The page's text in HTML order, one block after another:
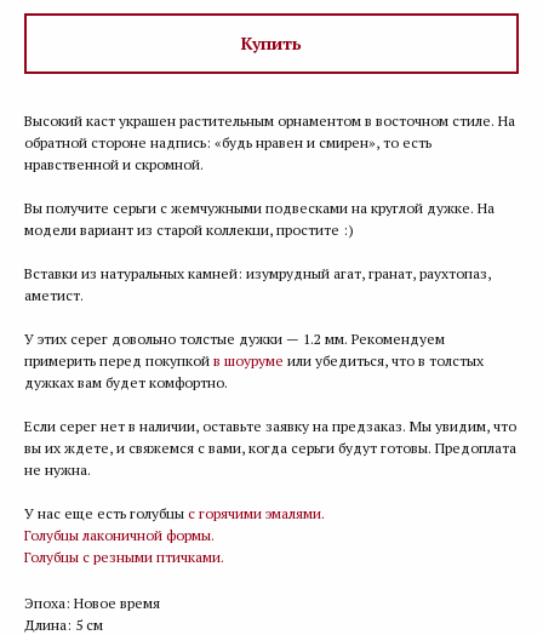
Купить
Высокий каст украшен растительным орнаментом в восточном стиле. На
обратной стороне надпись: «будь нравен и смирен», то есть
нравственной и скромной.
Вы получите серьги с жемчужными подвесками на круглой дужке. На
модели вариант из старой коллекци, простите :)
Вставки из натуральных камней: изумрудный агат, гранат, раухтопаз,
аметист.
У этих серег довольно толстые дужки — 1.2 мм. Рекомендуем
примерить перед покупкой в шоуруме или убедиться, что в толстых
дужках вам будет комфортно.
Если серег нет в наличии, оставьте заявку на предзаказ. Мы увидим, что
вы их ждете, и свяжемся с вами, когда серьги будут готовы. Предоплата
не нужна.
У нас еще есть голубцы с горячими эмалями.
Голубцы лаконичной формы.
Голубцы с резными птичками.
Эпоха: Новое время
Длина: 5 см